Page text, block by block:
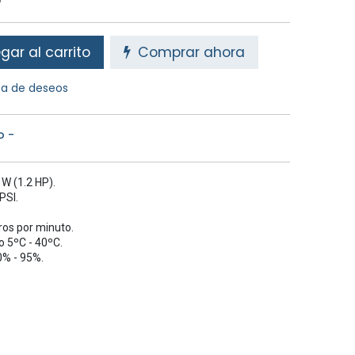
al carrito Comprar ahora
de deseos
-
(1.2 HP).
por minuto.
- 40ºC.
- 95%.